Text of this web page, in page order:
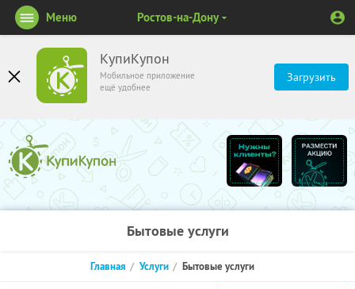
КупиКупон
Мобильное приложение
ещё удобнее
Загрузить
Меню Ростов-на-Дону
Бытовые услуги
Главная Услуги Бытовые услуги